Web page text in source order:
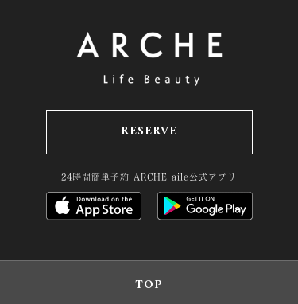
RESERVE
24時間簡単予約 ARCHE aile公式アプリ
TOP